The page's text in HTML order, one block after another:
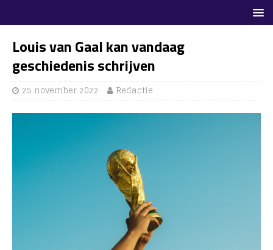
Louis van Gaal kan vandaag
geschiedenis schrijven
25 november 2022 Redactie